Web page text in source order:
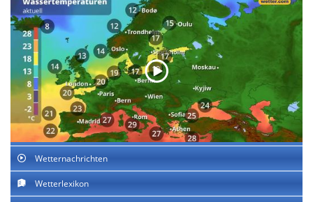
Wetternachrichten
Wetterlexikon